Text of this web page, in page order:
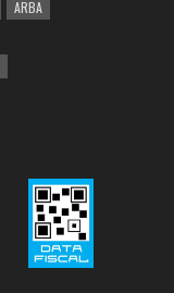
ARBA